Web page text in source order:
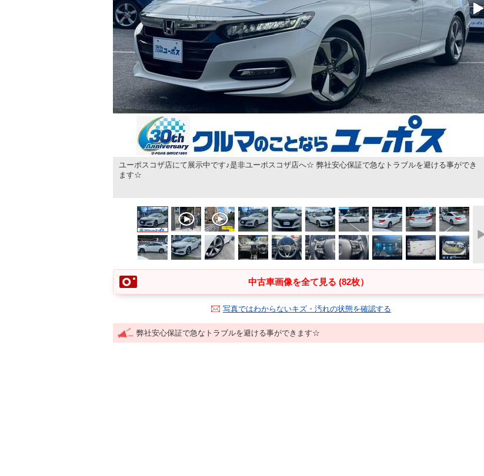
ユーポスコザ店にて展示中です♪是非ユーポスコザ店へ☆ 弊社安心保証で急なトラブルを避ける事ができ
ます☆
中古車画像を全て見る (82枚）
写真ではわからないキズ・汚れの状態を確認する
弊社安心保証で急なトラブルを避ける事ができます☆